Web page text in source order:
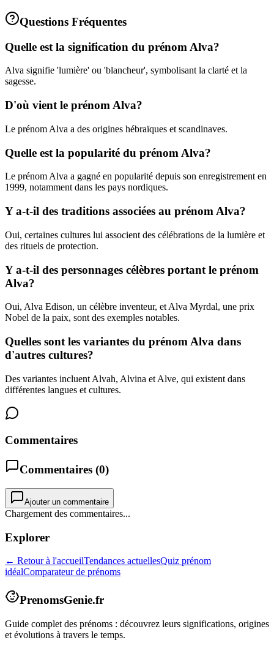
Questions Fréquentes
Quelle est la signification du prénom Alva?
Alva signifie 'lumière' ou 'blancheur', symbolisant la clarté et la
sagesse.
D'où vient le prénom Alva?
Le prénom Alva a des origines hébraïques et scandinaves.
Quelle est la popularité du prénom Alva?
Le prénom Alva a gagné en popularité depuis son enregistrement en
1999, notamment dans les pays nordiques.
Y a-t-il des traditions associées au prénom Alva?
Oui, certaines cultures lui associent des célébrations de la lumière et
des rituels de protection.
Y a-t-il des personnages célèbres portant le prénom
Alva?
Oui, Alva Edison, un célèbre inventeur, et Alva Myrdal, une prix
Nobel de la paix, sont des exemples notables.
Quelles sont les variantes du prénom Alva dans
d'autres cultures?
Des variantes incluent Alvah, Alvina et Alve, qui existent dans
différentes langues et cultures.
Commentaires
Commentaires (0)
Ajouter un commentaire
Chargement des commentaires...
Explorer
← Retour à l'accueilTendances actuellesQuiz prénom
idéalComparateur de prénoms
PrenomsGenie.fr
Guide complet des prénoms : découvrez leurs significations, origines
et évolutions à travers le temps.